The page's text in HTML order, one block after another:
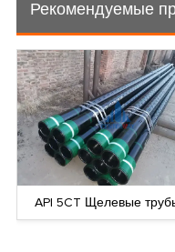
Рекомендуемые
API 5CT Щелевые